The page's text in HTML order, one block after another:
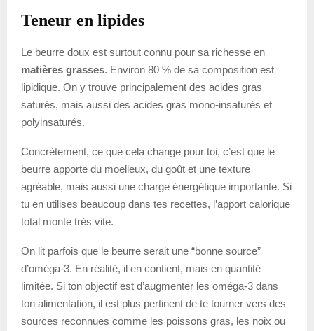
Teneur en lipides
Le beurre doux est surtout connu pour sa richesse en
matières grasses. Environ 80 % de sa composition est
lipidique. On y trouve principalement des acides gras
saturés, mais aussi des acides gras mono-insaturés et
polyinsaturés.
Concrètement, ce que cela change pour toi, c’est que le
beurre apporte du moelleux, du goût et une texture
agréable, mais aussi une charge énergétique importante. Si
tu en utilises beaucoup dans tes recettes, l’apport calorique
total monte très vite.
On lit parfois que le beurre serait une “bonne source”
d’oméga-3. En réalité, il en contient, mais en quantité
limitée. Si ton objectif est d’augmenter les oméga-3 dans
ton alimentation, il est plus pertinent de te tourner vers des
sources reconnues comme les poissons gras, les noix ou